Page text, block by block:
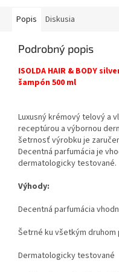
Popis Diskusia
Podrobný popis
ISOLDA HAIR & BODY
šampón 500 ml
​Luxusný krémový telový a
receptúrou a výbornou
šetrnosť výrobku je
Decentná parfumácia je
dermatologicky testované.
Výhody:
Decentná parfumácia
Šetrné ku všetkým
Dermatologicky testované